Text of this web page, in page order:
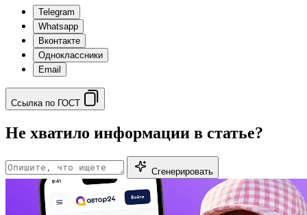
Telegram
Whatsapp
Вконтакте
Одноклассники
Email
Ссылка по ГОСТ
Не хватило информации в статье?
Сгенерировать